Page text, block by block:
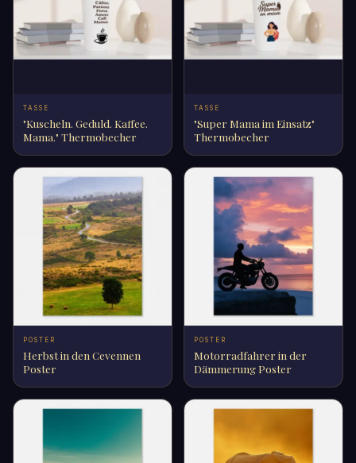
TASSE
"Kuscheln. Geduld. Kaffee.
Mama." Thermobecher
TASSE
"Super Mama im Einsatz"
Thermobecher
POSTER
Herbst in den Cevennen
Poster
POSTER
Motorradfahrer in der
Dämmerung Poster